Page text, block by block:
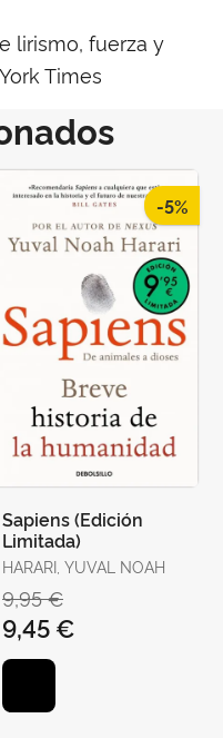
lirismo, fuerza y
Times
-5%
Sapiens (Edición
Limitada)
HARARI, YUVAL NOAH
9,95 €
9,45 €